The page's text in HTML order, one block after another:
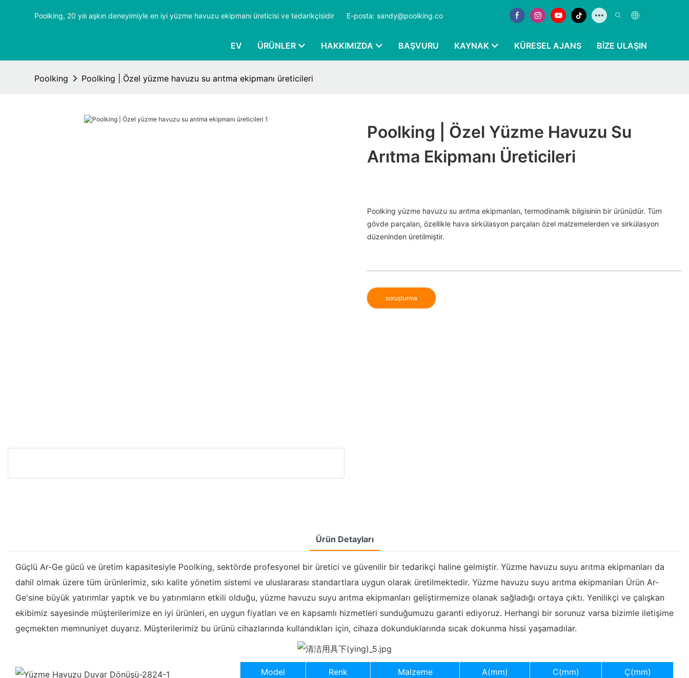
Poolking, 20 yılı aşkın deneyimiyle en iyi yüzme havuzu ekipmanı üreticisi ve tedarikçisidir E-posta: sandy@poolking.co
EV ÜRÜNLER HAKKIMIZDA BAŞVURU KAYNAK KÜRESEL AJANS BIZE ULAŞIN
Poolking Poolking | Özel yüzme havuzu su arıtma ekipmanı üreticileri
Poolking | Özel Yüzme Havuzu Su
Arıtma Ekipmanı Üreticileri
Poolking yüzme havuzu su arıtma ekipmanları, termodinamik bilgisinin bir ürünüdür. Tüm
gövde parçaları, özellikle hava sirkülasyon parçaları özel malzemelerden ve sirkülasyon
düzeninden üretilmiştir.
soruşturma
Ürün Detayları
Güçlü Ar-Ge gücü ve üretim kapasitesiyle Poolking, sektörde profesyonel bir üretici ve güvenilir bir tedarikçi haline gelmiştir. Yüzme havuzu suyu arıtma ekipmanları da
dahil olmak üzere tüm ürünlerimiz, sıkı kalite yönetim sistemi ve uluslararası standartlara uygun olarak üretilmektedir. Yüzme havuzu suyu arıtma ekipmanları Ürün Ar-
Ge'sine büyük yatırımlar yaptık ve bu yatırımların etkili olduğu, yüzme havuzu suyu arıtma ekipmanları geliştirmemize olanak sağladığı ortaya çıktı. Yenilikçi ve çalışkan
ekibimiz sayesinde müşterilerimize en iyi ürünleri, en uygun fiyatları ve en kapsamlı hizmetleri sunduğumuzu garanti ediyoruz. Herhangi bir sorunuz varsa bizimle iletişime
geçmekten memnuniyet duyarız. Müşterilerimiz bu ürünü cihazlarında kullandıkları için, cihaza dokunduklarında sıcak dokunma hissi yaşamadılar.
Model Renk Malzeme A(mm) C(mm)
Ç(mm)